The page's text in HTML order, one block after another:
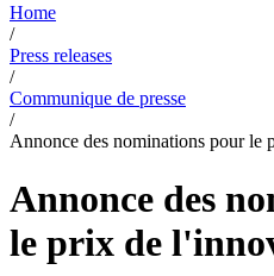
Home
/
Press releases
/
Communique de presse
/
Annonce des nominations pour le
Annonce des
le prix de